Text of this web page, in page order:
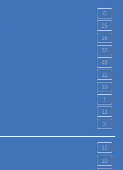
6
25
16
33
48
12
10
1
11
2
12
10